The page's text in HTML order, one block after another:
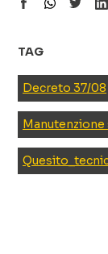
TAG
Decreto 37/08